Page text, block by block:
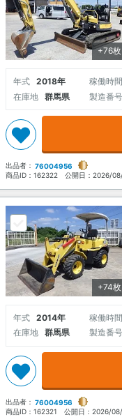
+76枚
年式 2018年 稼働時間
在庫地
群馬県 製造番号
出品者： 76004956
商品ID： 162322 公開日： 2026/
+74枚
年式 2014年 稼働時間
在庫地
群馬県 製造番号
出品者： 76004956
商品ID： 162321 公開日： 2026/